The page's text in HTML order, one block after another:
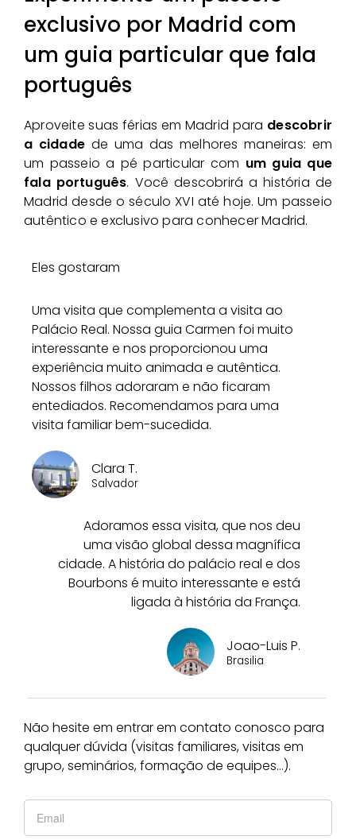
exclusivo por Madrid com
um guia particular que fala
português
Aproveite suas férias em Madrid para descobrir
a cidade de uma das melhores maneiras: em
um passeio a pé particular com um guia que
fala português. Você descobrirá a história de
Madrid desde o século XVI até hoje. Um passeio
autêntico e exclusivo para conhecer Madrid.
Eles gostaram
Uma visita que complementa a visita ao
Palácio Real. Nossa guia Carmen foi muito
interessante e nos proporcionou uma
experiência muito animada e autêntica.
Nossos filhos adoraram e não ficaram
entediados. Recomendamos para uma
visita familiar bem-sucedida.
Clara T.
Salvador
Adoramos essa visita, que nos deu
uma visão global dessa magnífica
cidade. A história do palácio real e dos
Bourbons é muito interessante e está
ligada à história da França.
Joao-Luis P.
Brasilia
Não hesite em entrar em contato conosco para
qualquer dúvida (visitas familiares, visitas em
grupo, seminários, formação de equipes…).